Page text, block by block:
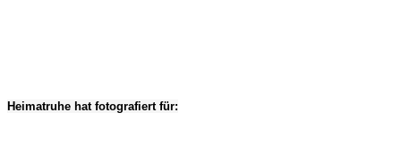
Heimatruhe hat fotografiert für: